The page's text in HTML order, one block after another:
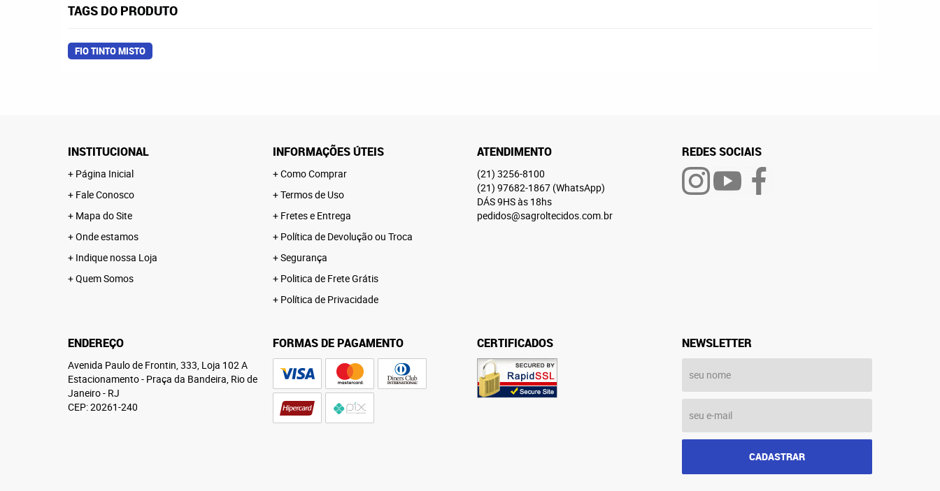
TAGS DO PRODUTO
FIO TINTO MISTO
INSTITUCIONAL
Página Inicial
Fale Conosco
Mapa do Site
Onde estamos
Indique nossa Loja
Quem Somos
INFORMAÇÕES ÚTEIS
Como Comprar
Termos de Uso
Fretes e Entrega
Política de Devolução ou Troca
Segurança
Politica de Frete Grátis
Política de Privacidade
ATENDIMENTO
(21) 3256-8100
(21) 97682-1867 (WhatsApp)
DÁS 9HS às 18hs
pedidos@sagroltecidos.com.br
REDES SOCIAIS
ENDEREÇO
Avenida Paulo de Frontin, 333, Loja 102 A
Estacionamento- Praça da Bandeira, Rio de
Janeiro- RJ
CEP: 20261-240
FORMAS DE PAGAMENTO CERTIFICADOS NEWSLETTER
CADASTRAR